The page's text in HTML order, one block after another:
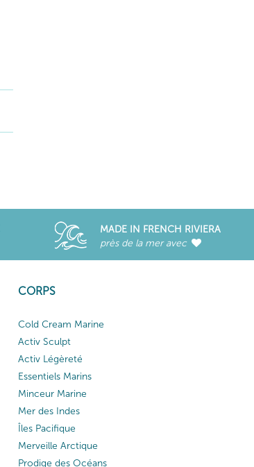
MADE IN FRENCH RIVIERA
près de la mer avec
CORPS
Cold Cream Marine
Activ Sculpt
Activ Légèreté
Essentiels Marins
Minceur Marine
Mer des Indes
Îles Pacifique
Merveille Arctique
Prodige des Océans